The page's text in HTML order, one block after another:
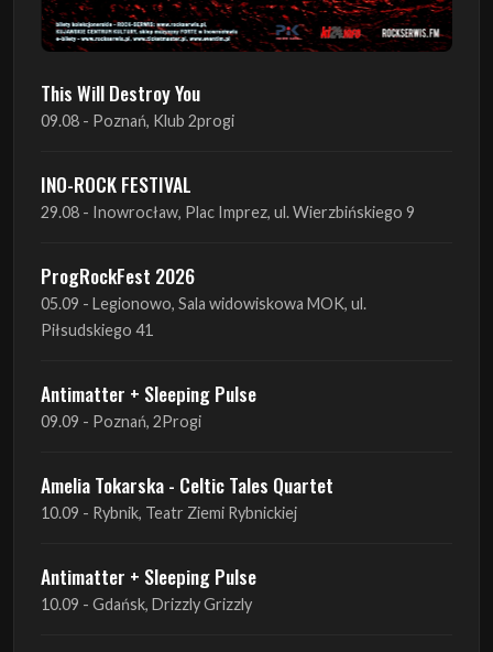
This Will Destroy You
09.08 - Poznań, Klub 2progi
INO-ROCK FESTIVAL
29.08 - Inowrocław, Plac Imprez, ul. Wierzbińskiego 9
ProgRockFest 2026
05.09 - Legionowo, Sala widowiskowa MOK, ul.
Piłsudskiego 41
Antimatter + Sleeping Pulse
09.09 - Poznań, 2Progi
Amelia Tokarska - Celtic Tales Quartet
10.09 - Rybnik, Teatr Ziemi Rybnickiej
Antimatter + Sleeping Pulse
10.09 - Gdańsk, Drizzly Grizzly